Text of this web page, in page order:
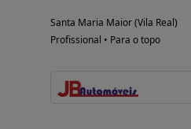
Santa Maria Maior (Vila Real)
Profissional • Para o topo